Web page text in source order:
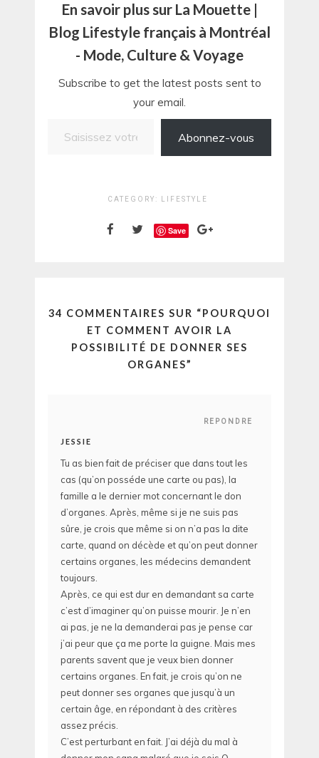
En savoir plus sur La Mouette |
Blog Lifestyle français à Montréal
- Mode, Culture & Voyage
Subscribe to get the latest posts sent to
your email.
Abonnez-vous
CATEGORY: LIFESTYLE
Save
34 COMMENTAIRES SUR “POURQUOI
ET COMMENT AVOIR LA
POSSIBILITÉ DE DONNER SES
ORGANES”
REPONDRE
JESSIE
Tu as bien fait de préciser que dans tout les
cas (qu’on posséde une carte ou pas), la
famille a le dernier mot concernant le don
d’organes. Après, même si je ne suis pas
sûre, je crois que même si on n’a pas la dite
carte, quand on décède et qu’on peut donner
certains organes, les médecins demandent
toujours.
Après, ce qui est dur en demandant sa carte
c’est d’imaginer qu’on puisse mourir. Je n’en
ai pas, je ne la demanderai pas je pense car
j’ai peur que ça me porte la guigne. Mais mes
parents savent que je veux bien donner
certains organes. En fait, je crois qu’on ne
peut donner ses organes que jusqu’à un
certain âge, en répondant à des critères
assez précis.
C’est perturbant en fait. J’ai déjà du mal à